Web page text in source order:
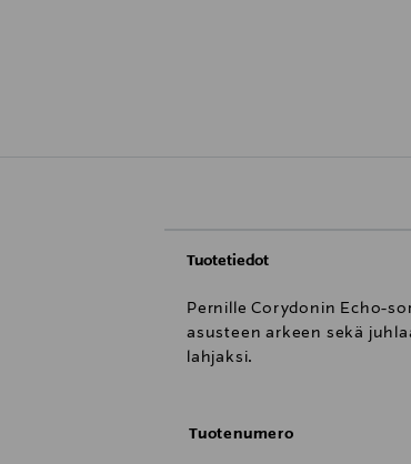
Tuotetiedot
Pernille Corydonin Echo-
asusteen arkeen sekä
lahjaksi.
Tuotenumero